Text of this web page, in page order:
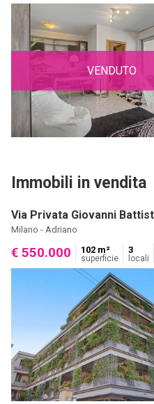
VENDUTO
Immobili in vendita
Via Privata Giovanni
Milano - Adriano
€ 550.000 102 m²
superficie
3
locali